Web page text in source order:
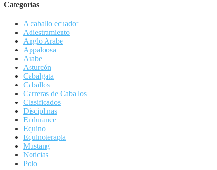
Categorías
A caballo ecuador
Adiestramiento
Anglo Arabe
Appaloosa
Arabe
Asturcón
Cabalgata
Caballos
Carreras de Caballos
Clasificados
Disciplinas
Endurance
Equino
Equinoterapia
Mustang
Noticias
Polo